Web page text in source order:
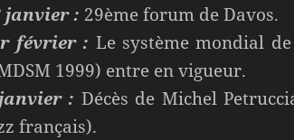
janvier : 29ème forum de Davos.
février : Le système mondial
1999) entre en vigueur.
: Décès de Michel
français).